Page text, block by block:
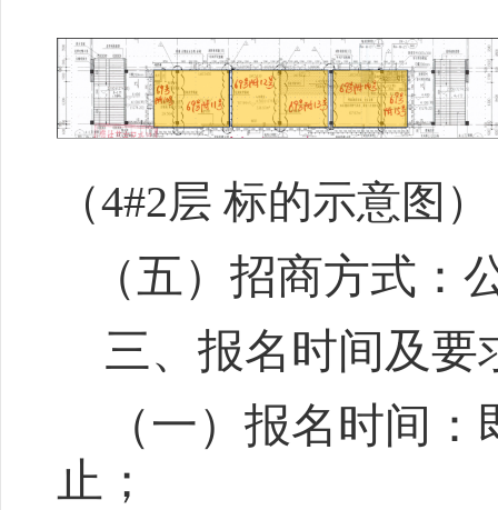
（4#2层 标的示意图）
（五）招商方式：
三、报名时间及要
（一）报名时间
止 ；